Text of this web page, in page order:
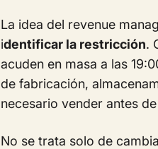
La idea del revenue
identificar la restricción.
acuden en masa a las
de fabricación,
necesario vender antes
No se trata solo de